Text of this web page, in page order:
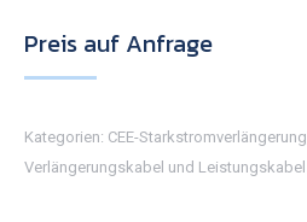
Preis auf Anfrage
Kategorien: CEE-Starkstromverlängerung
Verlängerungskabel und Leistungskabel